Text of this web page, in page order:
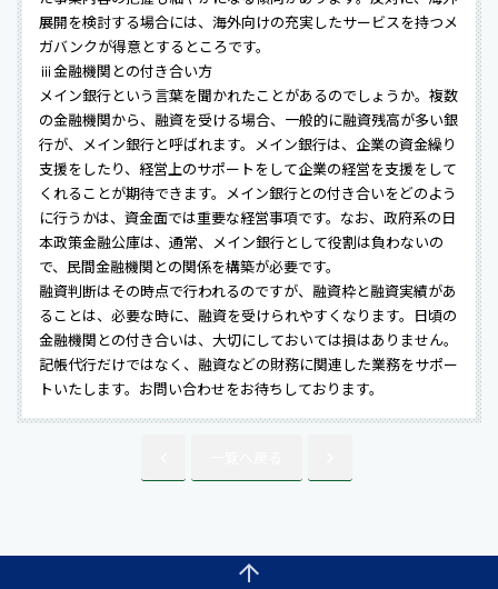
展開を検討する場合には、海外向けの充実したサービスを持つメ
ガバンクが得意とするところです。
ⅲ金融機関との付き合い方
メイン銀行という言葉を聞かれたことがあるのでしょうか。複数
の金融機関から、融資を受ける場合、一般的に融資残高が多い銀
行が、メイン銀行と呼ばれます。メイン銀行は、企業の資金繰り
支援をしたり、経営上のサポートをして企業の経営を支援をして
くれることが期待できます。メイン銀行との付き合いをどのよう
に行うかは、資金面では重要な経営事項です。なお、政府系の日
本政策金融公庫は、通常、メイン銀行として役割は負わないの
で、民間金融機関との関係を構築が必要です。
融資判断はその時点で行われるのですが、融資枠と融資実績があ
ることは、必要な時に、融資を受けられやすくなります。日頃の
金融機関との付き合いは、大切にしておいては損はありません。
記帳代行だけではなく、融資などの財務に関連した業務をサポー
トいたします。お問い合わせをお待ちしております。